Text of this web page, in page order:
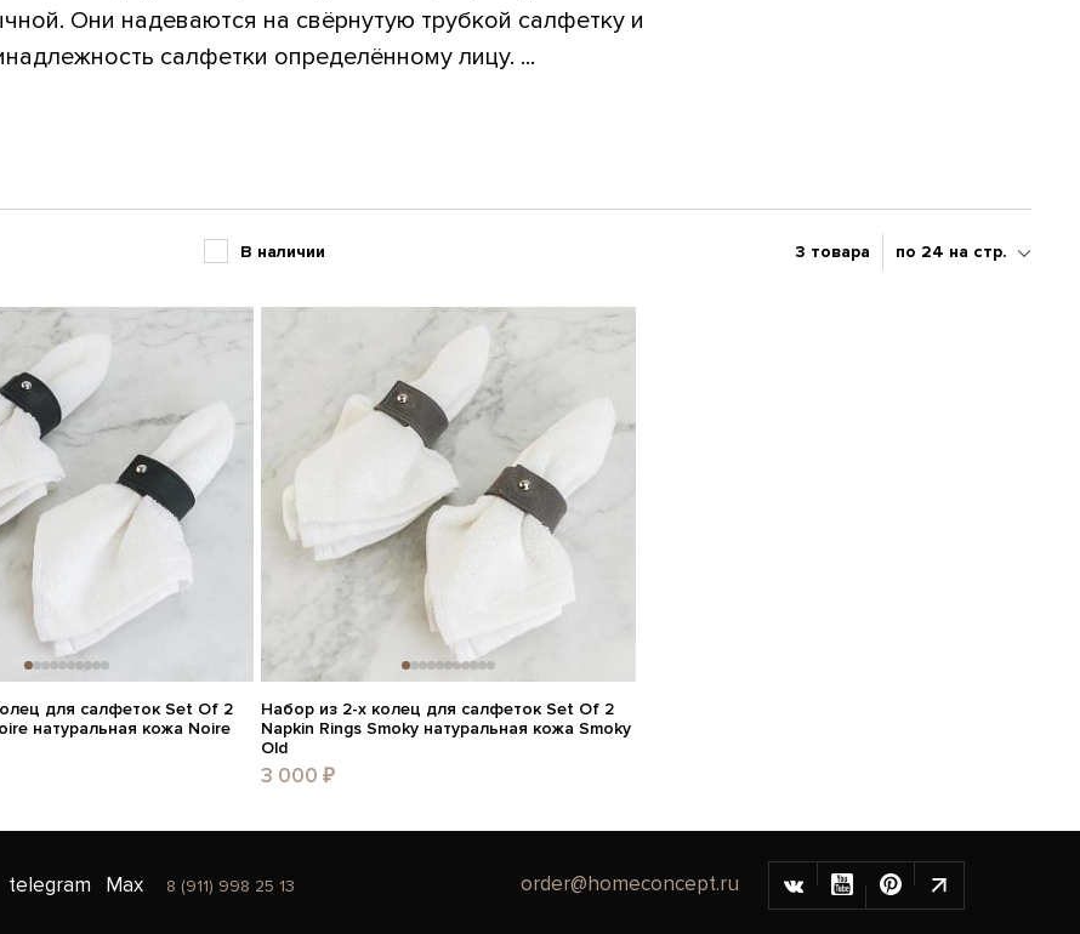
Они надеваются на свёрнутую трубкой салфетку и
салфетки определённому лицу. ...
В наличии 3 товара по 24 на стр.
для салфеток Set Of 2
натуральная кожа Noire
Набор из 2-х колец для салфеток Set Of 2
Napkin Rings Smoky натуральная кожа Smoky
Old
3 000 ₽
telegram Max 8 (911) 998 25 13 order@homeconcept.ru